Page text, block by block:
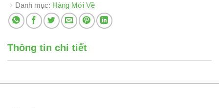
Danh mục: Hàng Mới Về
Thông tin chi tiết